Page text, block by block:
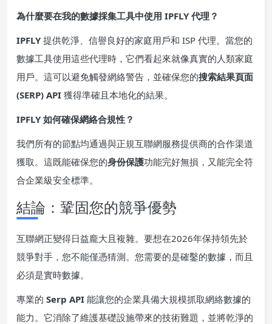
為什麼要在我的數據採集工具中使用 IPFLY 代理？
IPFLY 提供乾淨、信譽良好的家庭用戶和 ISP 代理。當您的
數據工具使用這些代理時，它們看起來就像真實的人類家庭
用戶。這可以避免觸發網絡警告，並確保您的搜索結果頁面
(SERP) API 獲得準確且本地化的結果。
IPFLY 如何確保網絡合規性？
我們所有的節點均通過與正規互聯網服務提供商的合作渠道
獲取。這既能確保您的身份保護功能完好無損，又能完全符
合企業級安全標準。
結論：鞏固您的競爭優勢
互聯網正變得日益龐大且複雜。要想在2026年保持領先於
競爭對手，您不能僅憑猜測。您需要的是確鑿的數據，而且
必須是實時數據。
專業的 Serp API 能讓您的企業具備大規模抓取網絡數據的
能力。它消除了維護基礎設施帶來的技術難題，並將乾淨的